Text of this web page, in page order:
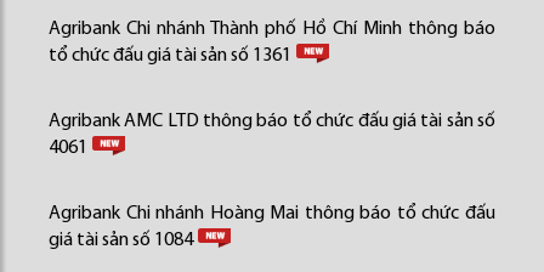
Agribank Chi nhánh Thành phố Hồ Chí Minh thông báo
tổ chức đấu giá tài sản số 1361
Agribank AMC LTD thông báo tổ chức đấu giá tài sản số
4061
Agribank Chi nhánh Hoàng Mai thông báo tổ chức đấu
giá tài sản số 1084